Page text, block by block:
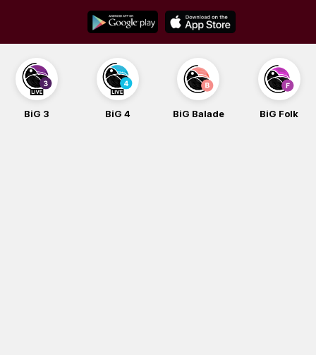
content
BiG 3 BiG 4 BiG Balade BiG Folk